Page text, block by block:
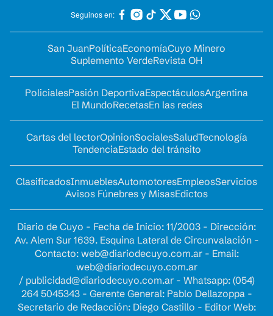
Seguinos en:
San JuanPolíticaEconomíaCuyo Minero
Suplemento VerdeRevista OH
PolicialesPasión DeportivaEspectáculosArgentina
El MundoRecetasEn las redes
Cartas del lectorOpinionSocialesSaludTecnología
TendenciaEstado del tránsito
ClasificadosInmueblesAutomotoresEmpleosServicios
Avisos Fúnebres y MisasEdictos
Diario de Cuyo - Fecha de Inicio: 11/2003 - Dirección:
Av. Alem Sur 1639. Esquina Lateral de Circunvalación -
Contacto: web@diariodecuyo.com.ar- Email:
web@diariodecuyo.com.ar
/ publicidad@diariodecuyo.com.ar- Whatsapp: (054)
264 5045343 - Gerente General: Pablo Dellazoppa -
Secretario de Redacción: Diego Castillo - Editor Web: